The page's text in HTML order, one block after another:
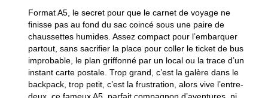
Format A5, le secret pour que le carnet de voyage ne
finisse pas au fond du sac coincé sous une paire de
chaussettes humides. Assez compact pour l’embarquer
partout, sans sacrifier la place pour coller le ticket de bus
improbable, le plan griffonné par un local ou la trace d’un
instant carte postale. Trop grand, c’est la galère dans le
backpack, trop petit, c’est la frustration, alors vive l’entre-